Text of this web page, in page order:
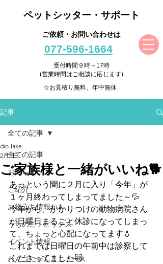
ペットシッター・サポート
ご依頼・お問い合わせは
077-596-1664
受付時間９時～17時
(営業時間はご相談に応じます)
☆お見積り無料、年中無休
記事
全ての記事
お知らせ
ご紹介
お役立ち情報かも
うちのこトピックス
イベント情報
わんこにゃんこニュース
全ての記事
ご家族様と一緒がいいね🐕
dio-lake
2月1日
あっという間に２月に入り「今年」が
１ヶ月終わってしまってました～💦
今年から、かかりつけの動物病院さん
が日曜日まるごと休診になってしまっ
て、ちょっと心配になってます💧
これまでは日曜日の午前中は診察して
くださってました😿